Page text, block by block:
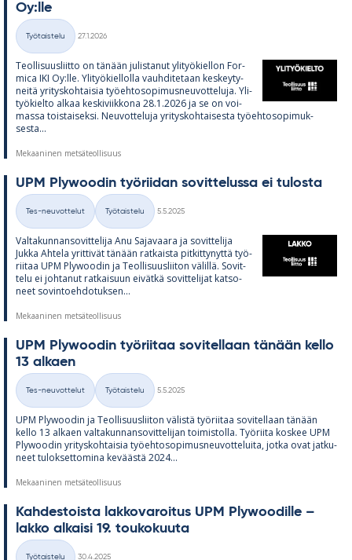
Oy:lle
Kategoriat
Työtaistelu
27.1.2026
Teol­li­suus­liitto on tä­nään ju­lis­ta­nut yli­työ­kiel­lon For­
mica IKI Oy:lle. Yli­työ­kiel­lolla vauh­di­te­taan kes­key­ty­
neitä yri­tys­koh­tai­sia työ­eh­to­so­pi­mus­neu­vot­te­luja. Yli­
työ­kielto al­kaa kes­ki­viik­kona 28.1.2026 ja se on voi­
massa tois­tai­seksi. Neu­vot­te­luja yri­tys­koh­tai­sesta työ­eh­to­so­pi­muk­
sesta...
Mekaaninen metsäteollisuus
UPM Plywoo­din työ­rii­dan so­vit­te­lussa ei tu­los­ta
Kategoriat
Tes-neuvottelut Työtaistelu
5.5.2025
Val­ta­kun­nan­so­vit­te­lija Anu Sa­ja­vaara ja so­vit­te­lija
Jukka Ah­tela yrit­ti­vät tä­nään rat­kaista pit­kit­ty­nyttä työ­
rii­taa UPM Plywoo­din ja Teol­li­suus­lii­ton vä­lillä. So­vit­
telu ei joh­ta­nut rat­kai­suun ei­vätkä so­vit­te­li­jat kat­so­
neet so­vin­toeh­do­tuk­sen...
Mekaaninen metsäteollisuus
UPM Plywoo­din työ­rii­taa so­vi­tel­laan tä­nään kello
13 al­kaen
Kategoriat
Tes-neuvottelut Työtaistelu
5.5.2025
UPM Plywoo­din ja Teol­li­suus­lii­ton vä­listä työ­rii­taa so­vi­tel­laan tä­nään
kello 13 al­kaen val­ta­kun­nan­so­vit­te­li­jan toi­mis­tolla. Työ­riita kos­kee UPM
Plywoo­din yri­tys­koh­tai­sia työ­eh­to­so­pi­mus­neu­vot­te­luita, jotka ovat jat­ku­
neet tu­lok­set­to­mina ke­väästä 2024...
Mekaaninen metsäteollisuus
Kah­des­toista lak­ko­va­roi­tus UPM Plywoo­dille –
lakko al­kaisi 19. tou­ko­kuuta
Työtaistelu
30.4.2025